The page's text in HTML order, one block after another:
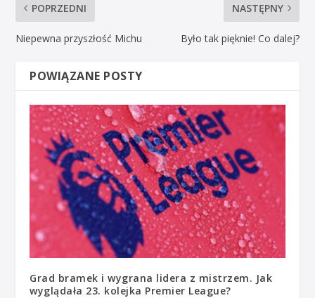
POPRZEDNI
Niepewna przyszłość Michu
NASTĘPNY
Było tak pięknie! Co dalej?
POWIĄZANE POSTY
Grad bramek i wygrana lidera z mistrzem. Jak
wyglądała 23. kolejka Premier League?